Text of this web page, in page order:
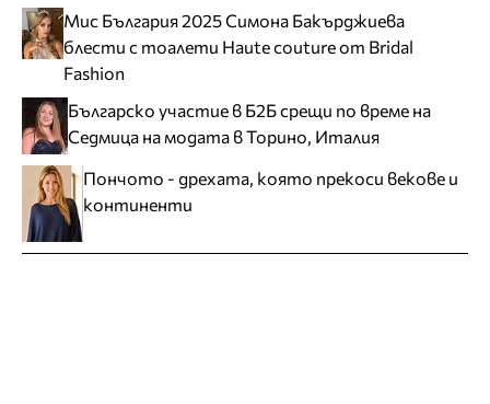
Мис България 2025 Симона Бакърджиева
блести с тоалети Haute couture от Bridal
Fashion
Българско участие в Б2Б срещи по време на
Седмица на модата в Торино, Италия
Пончото - дрехата, която прекоси векове и
континенти